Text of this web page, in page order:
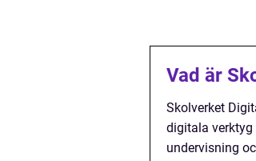
Vad är
Skolverket
digitala verktyg
undervisning